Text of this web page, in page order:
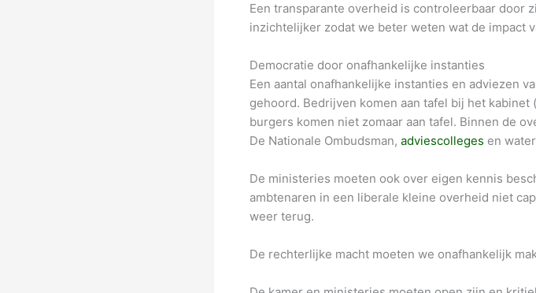
Een transparante overheid is controleerbaar door
inzichtelijker zodat we beter weten wat de impact
Democratie door onafhankelijke instanties
Een aantal onafhankelijke instanties en adviezen
gehoord. Bedrijven komen aan tafel bij het
burgers komen niet zomaar aan tafel. Binnen de
De Nationale Ombudsman, adviescolleges en
De ministeries moeten ook over eigen kennis
ambtenaren in een liberale kleine overheid niet
weer terug.
De rechterlijke macht moeten we onafhankelijk